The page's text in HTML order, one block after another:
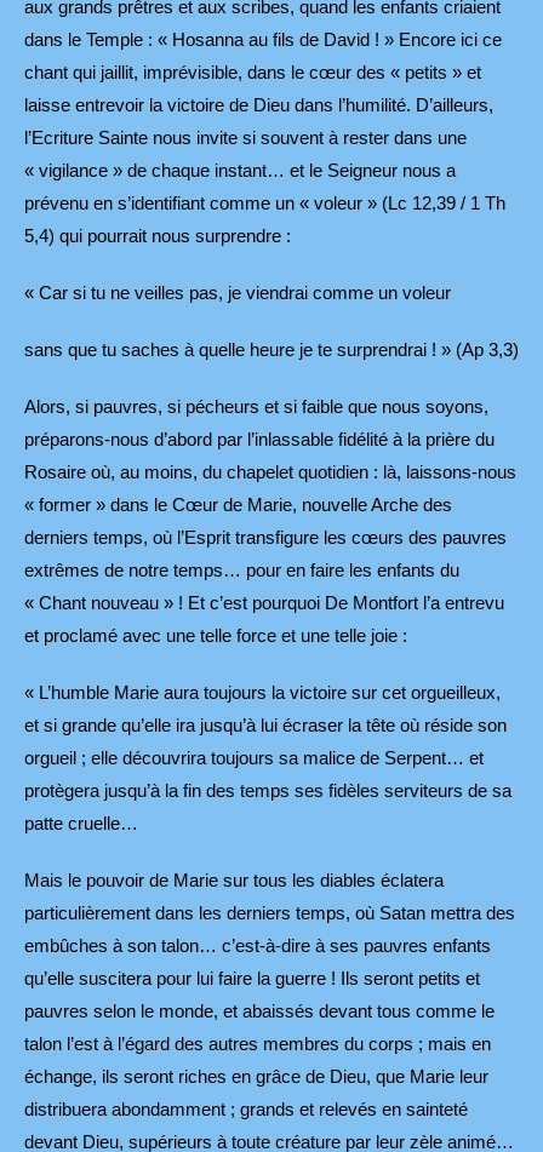
aux grands prêtres et aux scribes, quand les enfants criaient
dans le Temple : « Hosanna au fils de David ! » Encore ici ce
chant qui jaillit, imprévisible, dans le cœur des « petits » et
laisse entrevoir la victoire de Dieu dans l’humilité. D’ailleurs,
l’Ecriture Sainte nous invite si souvent à rester dans une
« vigilance » de chaque instant… et le Seigneur nous a
prévenu en s’identifiant comme un « voleur » (Lc 12,39 / 1 Th
5,4) qui pourrait nous surprendre :
« Car si tu ne veilles pas, je viendrai comme un voleur
sans que tu saches à quelle heure je te surprendrai ! » (Ap 3,3)
Alors, si pauvres, si pécheurs et si faible que nous soyons,
préparons-nous d’abord par l’inlassable fidélité à la prière du
Rosaire où, au moins, du chapelet quotidien : là, laissons-nous
« former » dans le Cœur de Marie, nouvelle Arche des
derniers temps, où l’Esprit transfigure les cœurs des pauvres
extrêmes de notre temps… pour en faire les enfants du
« Chant nouveau » ! Et c’est pourquoi De Montfort l’a entrevu
et proclamé avec une telle force et une telle joie :
« L’humble Marie aura toujours la victoire sur cet orgueilleux,
et si grande qu’elle ira jusqu’à lui écraser la tête où réside son
orgueil ; elle découvrira toujours sa malice de Serpent… et
protègera jusqu’à la fin des temps ses fidèles serviteurs de sa
patte cruelle…
Mais le pouvoir de Marie sur tous les diables éclatera
particulièrement dans les derniers temps, où Satan mettra des
embûches à son talon… c’est-à-dire à ses pauvres enfants
qu’elle suscitera pour lui faire la guerre ! Ils seront petits et
pauvres selon le monde, et abaissés devant tous comme le
talon l’est à l’égard des autres membres du corps ; mais en
échange, ils seront riches en grâce de Dieu, que Marie leur
distribuera abondamment ; grands et relevés en sainteté
devant Dieu, supérieurs à toute créature par leur zèle animé…